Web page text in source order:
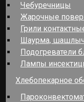
Чебуречницы
Жарочные
Грили
Шаурма,
Подогреватели
Лампы
Хлебопекарное